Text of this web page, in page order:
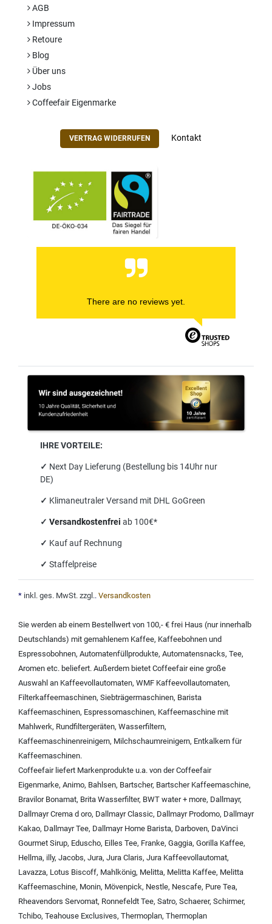
AGB
Impressum
Retoure
Blog
Über uns
Jobs
Coffeefair Eigenmarke
VERTRAG WIDERRUFEN Kontakt
There are no reviews yet.
IHRE VORTEILE:
✓ Next Day Lieferung (Bestellung bis 14Uhr nur
DE)
✓ Klimaneutraler Versand mit DHL GoGreen
✓ Versandkostenfrei ab 100€*
✓ Kauf auf Rechnung
✓ Staffelpreise
* inkl. ges. MwSt. zzgl.. Versandkosten
Sie werden ab einem Bestellwert von 100,- € frei Haus (nur innerhalb
Deutschlands) mit gemahlenem Kaffee, Kaffeebohnen und
Espressobohnen, Automatenfüllprodukte, Automatensnacks, Tee,
Aromen etc. beliefert. Außerdem bietet Coffeefair eine große
Auswahl an Kaffeevollautomaten, WMF Kaffeevollautomaten,
Filterkaffeemaschinen, Siebträgermaschinen, Barista
Kaffeemaschinen, Espressomaschinen, Kaffeemaschine mit
Mahlwerk, Rundfiltergeräten, Wasserfiltern,
Kaffeemaschinenreinigern, Milchschaumreinigern, Entkalkern für
Kaffeemaschinen.
Coffeefair liefert Markenprodukte u.a. von derCoffeefair
Eigenmarke, Animo, Bahlsen, Bartscher, Bartscher Kaffeemaschine,
Bravilor Bonamat, Brita Wasserfilter, BWT water + more, Dallmayr,
Dallmayr Crema d oro, Dallmayr Classic, Dallmayr Prodomo, Dallmayr
Kakao, Dallmayr Tee, Dallmayr Home Barista, Darboven, DaVinci
Gourmet Sirup, Eduscho, Eilles Tee, Franke, Gaggia, Gorilla Kaffee,
Hellma, illy, Jacobs, Jura, Jura Claris, Jura Kaffeevollautomat,
Lavazza, Lotus Biscoff, Mahlkönig, Melitta, Melitta Kaffee, Melitta
Kaffeemaschine, Monin, Mövenpick, Nestle, Nescafe, Pure Tea,
Rheavendors Servomat, Ronnefeldt Tee, Satro, Schaerer, Schirmer,
Tchibo, Teahouse Exclusives, Thermoplan, Thermoplan